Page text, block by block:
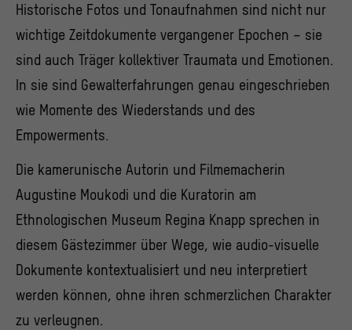
Historische Fotos und Tonaufnahmen sind nicht nur
wichtige Zeitdokumente vergangener Epochen – sie
sind auch Träger kollektiver Traumata und Emotionen.
In sie sind Gewalterfahrungen genau eingeschrieben
wie Momente des Wiederstands und des
Empowerments.
Die kamerunische Autorin und Filmemacherin
Augustine Moukodi und die Kuratorin am
Ethnologischen Museum Regina Knapp sprechen in
diesem Gästezimmer über Wege, wie audio-visuelle
Dokumente kontextualisiert und neu interpretiert
werden können, ohne ihren schmerzlichen Charakter
zu verleugnen.